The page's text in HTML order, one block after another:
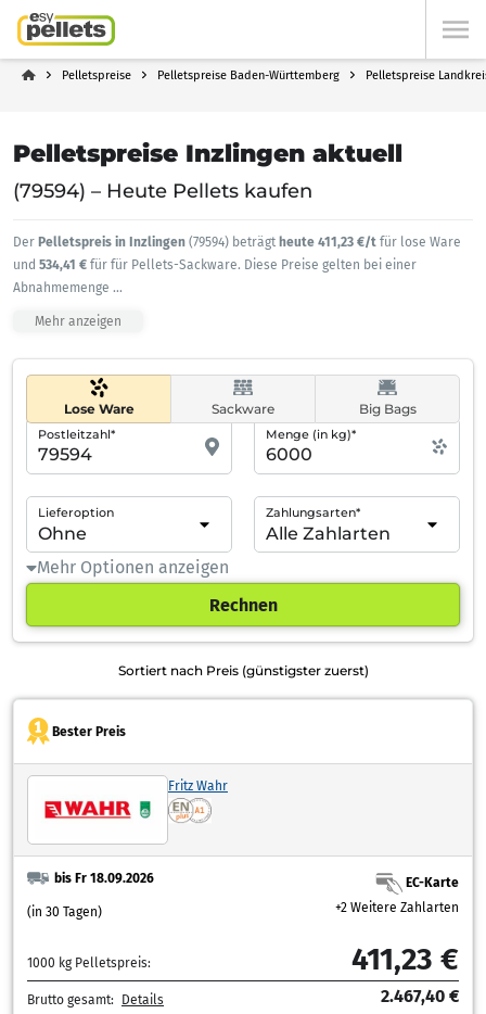
Pelletspreise Pelletspreise Baden-Württemberg Pelletspreise
Pelletspreise Inzlingen aktuell
(79594) – Heute Pellets kaufen
Der Pelletspreis in Inzlingen (79594) beträgt heute 411,23 €/t für lose Ware
und 534,41 € für für Pellets-Sackware. Diese Preise gelten bei einer
Abnahmemenge ...
Mehr anzeigen
Lose Ware Sackware Big Bags
Postleitzahl* Menge (in kg)*
Lieferoption Zahlungsarten*
Mehr Optionen anzeigen
Rechnen
Sortiert nach Preis (günstigster zuerst)
Bester Preis
Fritz Wahr
bis Fr 18.09.2026
(in 30 Tagen)
EC-Karte
+2 Weitere Zahlarten
1000 kg Pelletspreis: 411,23 €
Brutto gesamt: Details 2.467,40 €